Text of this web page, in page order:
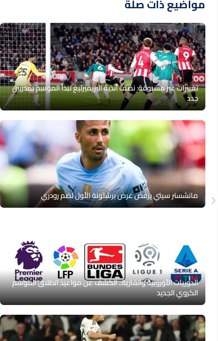
مواضيع ذات صلة
تغييرات غير مسبوقة: نصف أندية البريميرليغ تبدأ الموسم بمدربين
جدد
مانشستر سيتي يرفض عرض برشلونة الأول لضم رودري
الدوريات الأوروبية والقارية.. الكشف عن مواعيد انطلاق الموسم
الكروي الجديد